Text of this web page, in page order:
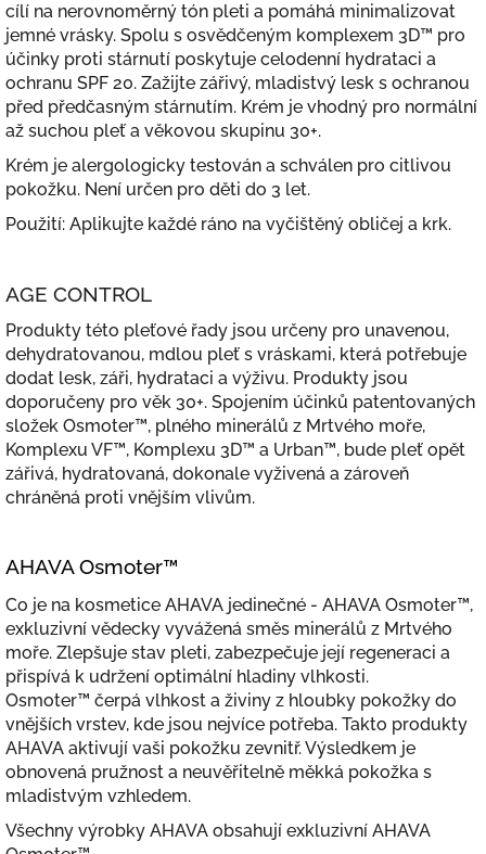
cílí na nerovnoměrný tón pleti a pomáhá minimalizovat
jemné vrásky. Spolu s osvědčeným komplexem 3D™ pro
účinky proti stárnutí poskytuje celodenní hydrataci a
ochranu SPF 20. Zažijte zářivý, mladistvý lesk s ochranou
před předčasným stárnutím. Krém je vhodný pro normální
až suchou pleť a věkovou skupinu 30+.
Krém je alergologicky testován a schválen pro citlivou
pokožku. Není určen pro děti do 3 let.
Použití: Aplikujte každé ráno na vyčištěný obličej a krk.
AGE CONTROL
Produkty této pleťové řady jsou určeny pro unavenou,
dehydratovanou, mdlou pleť s vráskami, která potřebuje
dodat lesk, záři, hydrataci a výživu. Produkty jsou
doporučeny pro věk 30+. Spojením účinků patentovaných
složek Osmoter™, plného minerálů z Mrtvého moře,
Komplexu VF™, Komplexu 3D™ a Urban™, bude pleť opět
zářivá, hydratovaná, dokonale vyživená a zároveň
chráněná proti vnějším vlivům.
AHAVA Osmoter™
Co je na kosmetice AHAVA jedinečné - AHAVA Osmoter™,
exkluzivní vědecky vyvážená směs minerálů z Mrtvého
moře. Zlepšuje stav pleti, zabezpečuje její regeneraci a
přispívá k udržení optimální hladiny vlhkosti.
Osmoter™ čerpá vlhkost a živiny z hloubky pokožky do
vnějších vrstev, kde jsou nejvíce potřeba. Takto produkty
AHAVA aktivují vaši pokožku zevnitř. Výsledkem je
obnovená pružnost a neuvěřitelně měkká pokožka s
mladistvým vzhledem.
Všechny výrobky AHAVA obsahují exkluzivní AHAVA